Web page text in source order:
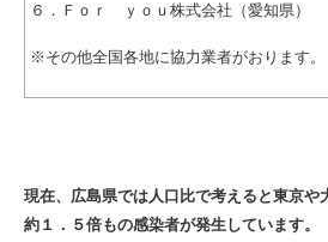
６．Ｆｏｒ ｙｏｕ株式会社（愛知県）
※その他全国各地に協力業者がおります。
現在、広島県では人口比で考えると東京や
約１．５倍もの感染者が発生しています。